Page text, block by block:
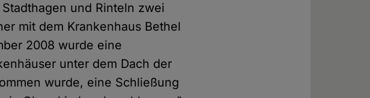
und Rinteln zwei
mit dem Krankenhaus Bethel
2008 wurde eine
unter dem Dach der
wurde, eine Schließung